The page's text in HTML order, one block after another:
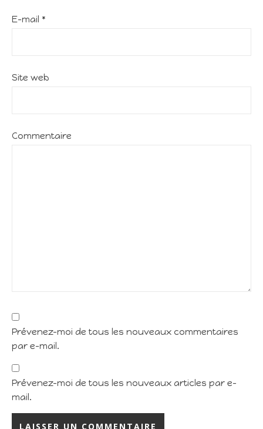
E-mail *
Site web
Commentaire
Prévenez-moi de tous les nouveaux commentaires
par e-mail.
Prévenez-moi de tous les nouveaux articles par e-
mail.